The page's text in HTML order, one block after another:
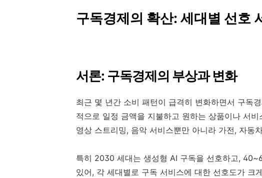
구독경제의 확산: 세대별 선호
서론: 구독경제의 부상과 변화
최근 몇 년간 소비 패턴이 급격히 변화하면서 구독
적으로 일정 금액을 지불하고 원하는 상품이나 서
영상 스트리밍, 음악 서비스뿐만 아니라 가전, 자동
특히 2030 세대는 생성형 AI 구독을 선호하고,
있어, 각 세대별로 구독 서비스에 대한 선호도가 크